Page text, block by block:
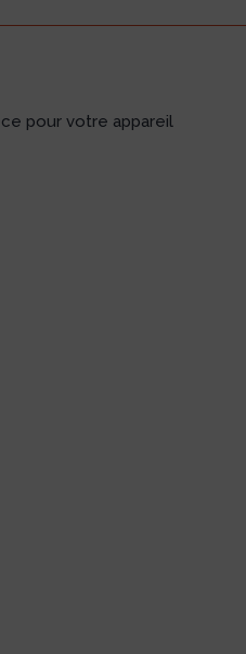
pour votre appareil